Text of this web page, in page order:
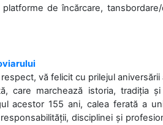
de încărcare,
vă felicit cu prilejul aniversării
care marchează istoria, tradiția
acestor 155 ani, calea ferată a
disciplinei și